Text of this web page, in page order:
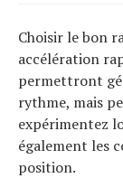
Choisir le bon
accélération
permettront
rythme, mais
expérimentez
également les
position.